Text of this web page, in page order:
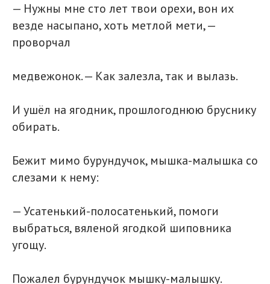
— Нужны мне сто лет твои орехи, вон их
везде насыпано, хоть метлой мети, —
проворчал
медвежонок. — Как залезла, так и вылазь.
И ушёл на ягодник, прошлогоднюю бруснику
обирать.
Бежит мимо бурундучок, мышка-малышка со
слезами к нему:
— Усатенький-полосатенький, помоги
выбраться, вяленой ягодкой шиповника
угощу.
Пожалел бурундучок мышку-малышку.